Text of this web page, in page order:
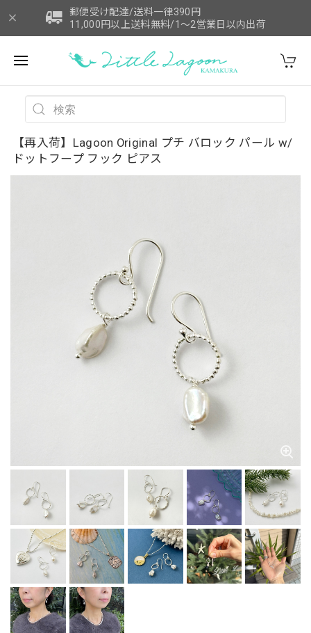
郵便受け配達/送料一律390円
11,000円以上送料無料/1～2営業日以内出荷
【再入荷】Lagoon Original プチ バロック パール w/
ドットフープ フック ピアス